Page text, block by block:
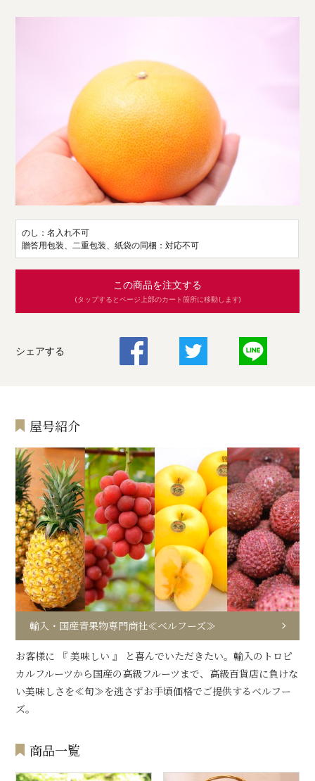
のし：名入れ不可
贈答用包装、二重包装、紙袋の同梱：対応不可
この商品を注文する
(タップするとページ上部のカート箇所に移動します)
シェアする
屋号紹介
輸入・国産青果物専門商社≪ベルフーズ≫
お客様に 『 美味しい 』 と喜んでいただきたい。輸入のトロピ
カルフルーツから国産の高級フルーツまで、高級百貨店に負けな
い美味しさを≪旬≫を逃さずお手頃価格でご提供するベルフー
ズ。
商品一覧